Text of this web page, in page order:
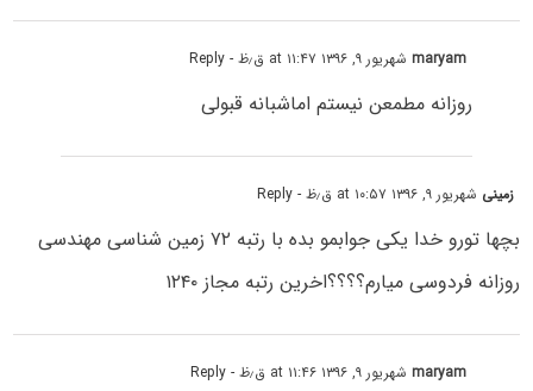
maryamشهریور ۹, ۱۳۹۶ at ۱۱:۴۷ ق٫ظ - Reply
روزانه مطمعن نیستم اماشبانه قبولی
زمینی شهریور ۹, ۱۳۹۶ at ۱۰:۵۷ ق٫ظ - Reply
بچها تورو خدا یکی جوابمو بده با رتبه ۷۲ زمین شناسی مهندسی
روزانه فردوسی میارم؟؟؟؟اخرین رتبه مجاز ۱۲۴۰
maryamشهریور ۹, ۱۳۹۶ at ۱۱:۴۶ ق٫ظ - Reply